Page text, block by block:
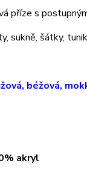
příze s
sukně, šátky,
béžová,
akryl